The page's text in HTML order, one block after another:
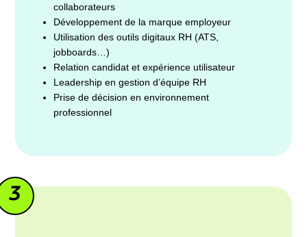
collaborateurs
Développement de la marque employeur
Utilisation des outils digitaux RH (ATS,
jobboards…)
Relation candidat et expérience utilisateur
Leadership en gestion d’équipe RH
Prise de décision en environnement
professionnel
3